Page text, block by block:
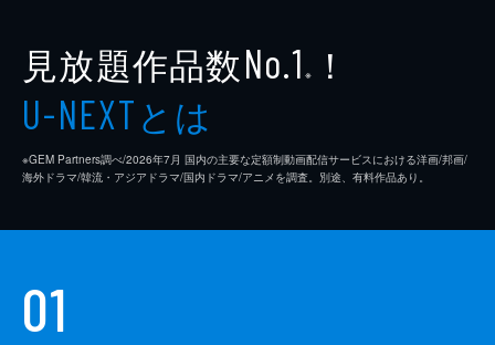
見放題作品数No.1 ※ ！
U-NEXTとは
※GEM Partners調べ/2026年7⽉ 国内の主要な定額制動画配信サービスにおける洋画/邦画/
海外ドラマ/韓流・アジアドラマ/国内ドラマ/アニメを調査。別途、有料作品あり。
01